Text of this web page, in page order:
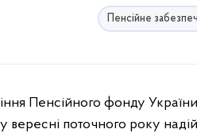
Пенсійне
у вересні поточного року